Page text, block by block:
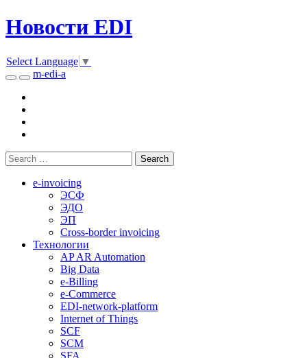
Новости EDI
Select Language ▼
m-edi-a
e-invoicing
ЭСФ
ЭДО
ЭП
Cross-border invoicing
Технологии
AP AR Automation
Big Data
e-Billing
e-Commerce
EDI-network-platform
Internet of Things
SCF
SCM